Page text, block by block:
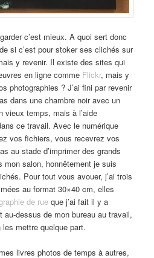
c’est mieux. A quoi sert donc
si c’est pour stoker ses clichés sur
y revenir. Il existe des sites qui
en ligne comme Flickr, mais y
photographies ? J’ai fini par revenir
dans une chambre noir avec un
vieux temps, mais à l’aide
ce travail. Avec le numérique
vos fichiers, vous recevrez vos
au stade d’imprimer des grands
mon salon, honnêtement je suis
Pour tout vous avouer, j’ai trois
au format 30×40 cm, elles
de rue que j’ai fait il y a
dessus de mon bureau au travail,
mettre quelque part.
livres photos de temps à autres,